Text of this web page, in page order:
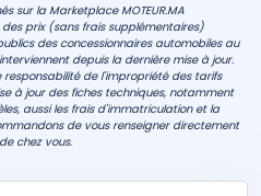
sur la Marketplace MOTEUR.MA
prix (sans frais supplémentaires)
des concessionnaires automobiles au
depuis la dernière mise à jour.
responsabilité de l'impropriété des tarifs
à jour des fiches techniques, notamment
aussi les frais d'immatriculation et la
de vous renseigner directement
chez vous.